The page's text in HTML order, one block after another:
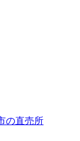
の直売所